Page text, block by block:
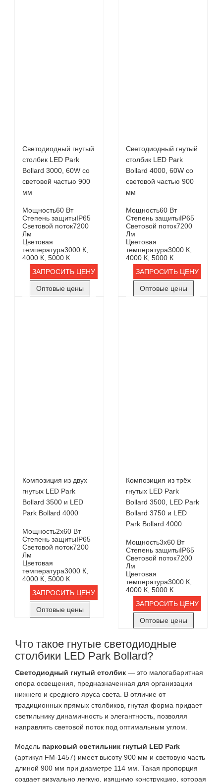
Светодиодный гнутый
столбик LED Park
Bollard 3000, 60W со
световой частью 900
мм
Мощность60 Вт
Степень защитыIP65
Световой поток7200
Лм
Цветовая
температура3000 К,
4000 К, 5000 К
ЗАПРОСИТЬ ЦЕНУ
Оптовые цены
Светодиодный гнутый
столбик LED Park
Bollard 4000, 60W со
световой частью 900
мм
Мощность60 Вт
Степень защитыIP65
Световой поток7200
Лм
Цветовая
температура3000 К,
4000 К, 5000 К
ЗАПРОСИТЬ ЦЕНУ
Оптовые цены
Композиция из двух
гнутых LED Park
Bollard 3500 и LED
Park Bollard 4000
Мощность2x60 Вт
Степень защитыIP65
Световой поток7200
Лм
Цветовая
температура3000 К,
4000 К, 5000 К
ЗАПРОСИТЬ ЦЕНУ
Оптовые цены
Композиция из трёх
гнутых LED Park
Bollard 3500, LED Park
Bollard 3750 и LED
Park Bollard 4000
Мощность3x60 Вт
Степень защитыIP65
Световой поток7200
Лм
Цветовая
температура3000 К,
4000 К, 5000 К
ЗАПРОСИТЬ ЦЕНУ
Оптовые цены
Что такое гнутые светодиодные
столбики LED Park Bollard?
Светодиодный гнутый столбик — это малогабаритная
опора освещения, предназначенная для организации
нижнего и среднего яруса света. В отличие от
традиционных прямых столбиков, гнутая форма придает
светильнику динамичность и элегантность, позволяя
направлять световой поток под оптимальным углом.
Модель парковый светильник гнутый LED Park
(артикул FM-1457) имеет высоту 900 мм и световую часть
длиной 900 мм при диаметре 114 мм. Такая пропорция
создает визуально легкую, изящную конструкцию, которая